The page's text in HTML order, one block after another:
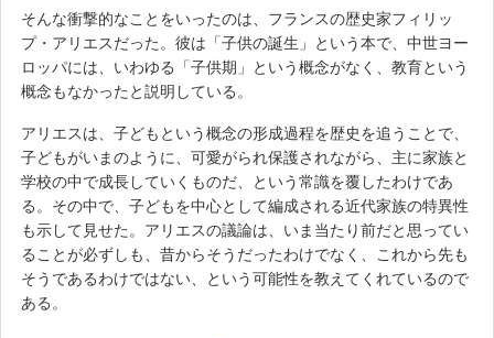
そんな衝撃的なことをいったのは、フランスの歴史家フィリッ
プ・アリエスだった。彼は「子供の誕生」という本で、中世ヨー
ロッパには、いわゆる「子供期」という概念がなく、教育という
概念もなかったと説明している。
アリエスは、子どもという概念の形成過程を歴史を追うことで、
子どもがいまのように、可愛がられ保護されながら、主に家族と
学校の中で成長していくものだ、という常識を覆したわけであ
る。その中で、子どもを中心として編成される近代家族の特異性
も示して見せた。アリエスの議論は、いま当たり前だと思ってい
ることが必ずしも、昔からそうだったわけでなく、これから先も
そうであるわけではない、という可能性を教えてくれているので
ある。